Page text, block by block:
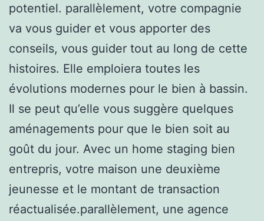
potentiel. parallèlement, votre compagnie
va vous guider et vous apporter des
conseils, vous guider tout au long de cette
histoires. Elle emploiera toutes les
évolutions modernes pour le bien à bassin.
Il se peut qu’elle vous suggère quelques
aménagements pour que le bien soit au
goût du jour. Avec un home staging bien
entrepris, votre maison une deuxième
jeunesse et le montant de transaction
réactualisée.parallèlement, une agence